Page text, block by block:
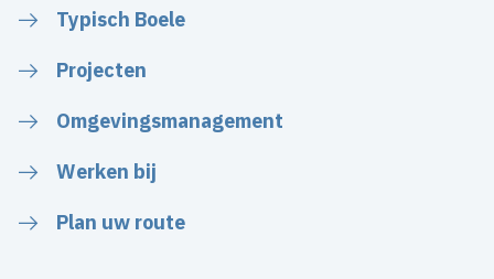
Typisch Boele
Projecten
Omgevingsmanagement
Werken bij
Plan uw route